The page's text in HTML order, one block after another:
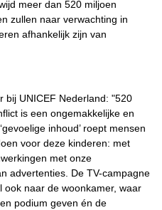
meer dan 520 miljoen
zullen naar verwachting in
afhankelijk zijn van
bij UNICEF Nederland: "520
is een ongemakkelijke en
inhoud’ roept mensen
voor deze kinderen: met
met onze
advertenties. De TV-campagne
naar de woonkamer, waar
podium geven én de